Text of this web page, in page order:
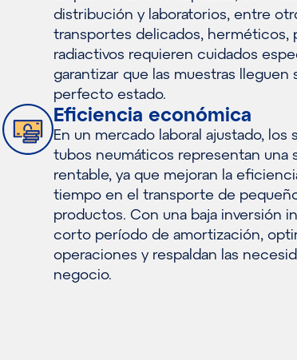
distribución y laboratorios, entre
transportes delicados, herméticos,
radiactivos requieren cuidados
garantizar que las muestras lleguen
perfecto estado.
Eficiencia económica
En un mercado laboral ajustado, los
tubos neumáticos representan una
rentable, ya que mejoran la
tiempo en el transporte de
productos. Con una baja inversión
corto período de amortización,
operaciones y respaldan las
negocio.